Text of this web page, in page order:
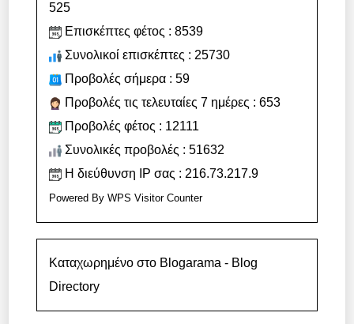
525
Επισκέπτες φέτος : 8539
Συνολικοί επισκέπτες : 25730
Προβολές σήμερα : 59
Προβολές τις τελευταίες 7 ημέρες : 653
Προβολές φέτος : 12111
Συνολικές προβολές : 51632
Η διεύθυνση IP σας : 216.73.217.9
Powered ByWPS Visitor Counter
Καταχωρημένο στο Blogarama - Blog
Directory